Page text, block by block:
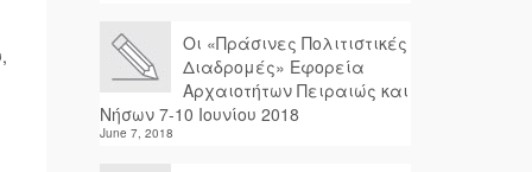
Οι «Πράσινες Πολιτιστικές
Διαδρομές» Εφορεία
Αρχαιοτήτων Πειραιώς και
Νήσων 7-10 Ιουνίου 2018
June 7, 2018